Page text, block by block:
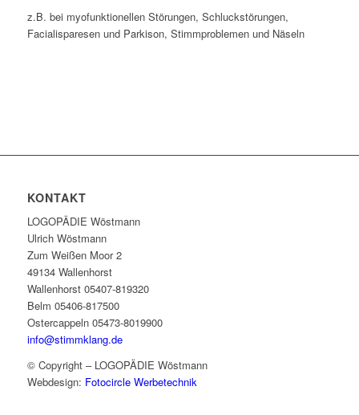
z.B. bei myofunktionellen Störungen, Schluckstörungen,
Facialisparesen und Parkison, Stimmproblemen und Näseln
KONTAKT
LOGOPÄDIE Wöstmann
Ulrich Wöstmann
Zum Weißen Moor 2
49134 Wallenhorst
Wallenhorst 05407-819320
Belm 05406-817500
Ostercappeln 05473-8019900
info@stimmklang.de
© Copyright – LOGOPÄDIE Wöstmann
Webdesign: Fotocircle Werbetechnik